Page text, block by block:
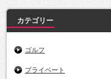
カテゴリー
ゴルフ
プライベート